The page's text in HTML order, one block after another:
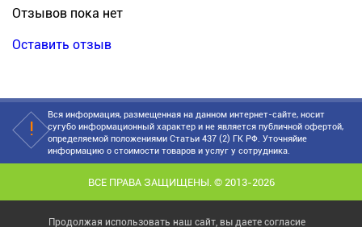
Отзывов пока нет
Оставить отзыв
Вся информация, размещенная на данном интернет-сайте, носит
сугубо информационный характер и не является публичной офертой,
определяемой положениями Статьи 437 (2) ГК РФ. Уточняйие
информацию о стоимости товаров и услуг у сотрудника.
ВСЕ ПРАВА ЗАЩИЩЕНЫ. © 2013-2026
Продолжая использовать наш сайт, вы даете согласие